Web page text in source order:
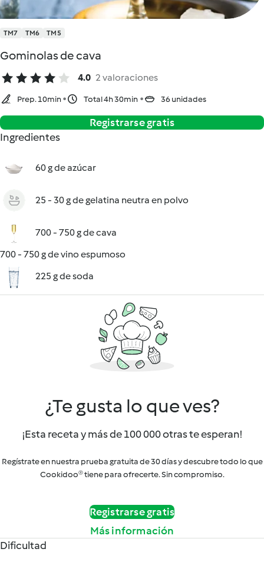
TM7 TM6 TM5
Gominolas de cava
4.0 2 valoraciones
Prep. 10min Total 4h 30min 36 unidades
Registrarse gratis
Ingredientes
60 g de azúcar
25 - 30 g de gelatina neutra en polvo
700 - 750 g de cava
700 - 750 g de vino espumoso
225 g de soda
¿Te gusta lo que ves?
¡Esta receta y más de 100 000 otras te esperan!
Regístrate en nuestra prueba gratuita de 30 días y descubre todo lo que
Cookidoo® tiene para ofrecerte. Sin compromiso.
Registrarse gratis
Más información
Dificultad